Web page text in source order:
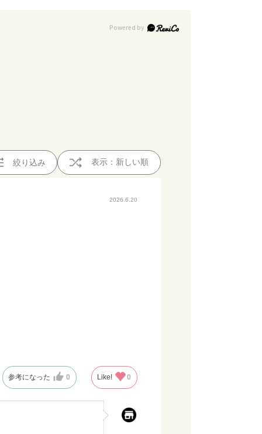
絞り込み 表示：新しい順
2026.6.20
参考になった 0 Like! 0